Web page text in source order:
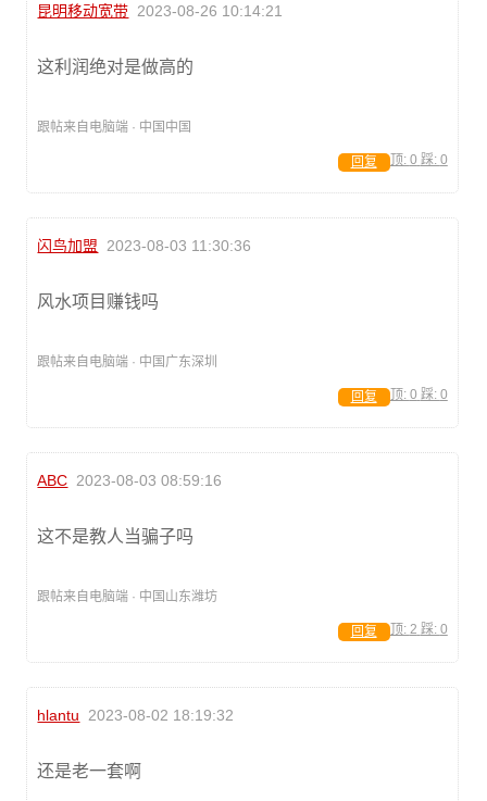
昆明移动宽带 2023-08-26 10:14:21
这利润绝对是做高的
跟帖来自电脑端 · 中国中国
顶: 0 踩: 0
回复
闪鸟加盟 2023-08-03 11:30:36
风水项目赚钱吗
跟帖来自电脑端 · 中国广东深圳
顶: 0 踩: 0
回复
ABC 2023-08-03 08:59:16
这不是教人当骗子吗
跟帖来自电脑端 · 中国山东潍坊
顶: 2 踩: 0
回复
hlantu 2023-08-02 18:19:32
还是老一套啊